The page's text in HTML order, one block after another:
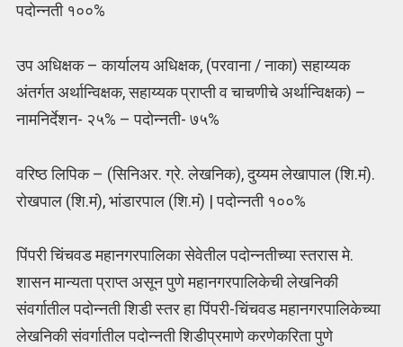
पदोन्नती १००%
उप अधिक्षक – कार्यालय अधिक्षक, (परवाना / नाका) सहाय्यक
अंतर्गत अर्थान्विक्षक, सहाय्यक प्राप्ती व चाचणीचे अर्थान्विक्षक) –
नामनिर्देशन- २५% – पदोन्नती- ७५%
वरिष्ठ लिपिक – (सिनिअर. ग्रे. लेखनिक), दुय्यम लेखापाल (शि.मं).
रोखपाल (शि.मं), भांडारपाल (शि.मं) | पदोन्नती १००%
पिंपरी चिंचवड महानगरपालिका सेवेतील पदोन्नतीच्या स्तरास मे.
शासन मान्यता प्राप्त असून पुणे महानगरपालिकेची लेखनिकी
संवर्गातील पदोन्नती शिडी स्तर हा पिंपरी-चिंचवड महानगरपालिकेच्या
लेखनिकी संवर्गातील पदोन्नती शिडीप्रमाणे करणेकरिता पुणे